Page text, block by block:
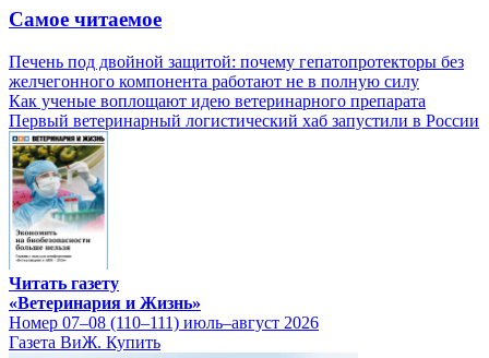
Самое читаемое
Печень под двойной защитой: почему гепатопротекторы без
желчегонного компонента работают не в полную силу
Как ученые воплощают идею ветеринарного препарата
Первый ветеринарный логистический хаб запустили в России
Читать газету
«Ветеринария и Жизнь»
Номер 07–08 (110–111) июль–август 2026
Газета ВиЖ. Купить